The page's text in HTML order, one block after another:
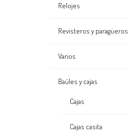
Relojes
Revisteros y paragüeros
Varios
Baúles y cajas
Cajas
Cajas casita